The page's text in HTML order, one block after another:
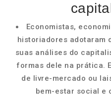
Economistas,
historiadores adotaram
suas análises do
formas dele na prática.
de livre-mercado ou
bem-estar social e